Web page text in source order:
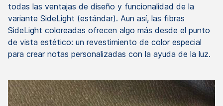
todas las ventajas de diseño y funcionalidad de la
variante SideLight (estándar). Aun así, las fibras
SideLight coloreadas ofrecen algo más desde el punto
de vista estético: un revestimiento de color especial
para crear notas personalizadas con la ayuda de la luz.